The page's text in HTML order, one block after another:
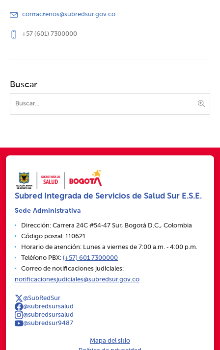
contactenos@subredsur.gov.co
+57 (601) 7300000
Buscar
Subred Integrada de Servicios de Salud Sur E.S.E.
Sede Administrativa
Dirección: Carrera 24C #54‑47 Sur, Bogotá D.C., Colombia
Código postal: 110621
Horario de atención: Lunes a viernes de 7:00 a.m. ‑ 4:00 p.m.
Teléfono PBX: (+57) 601 7300000
Correo de notificaciones judiciales:
notificacionesjudiciales@subredsur.gov.co
@SubRedSur
@subredsursalud
@subredsursalud
@subredsur9487
Mapa del sitio